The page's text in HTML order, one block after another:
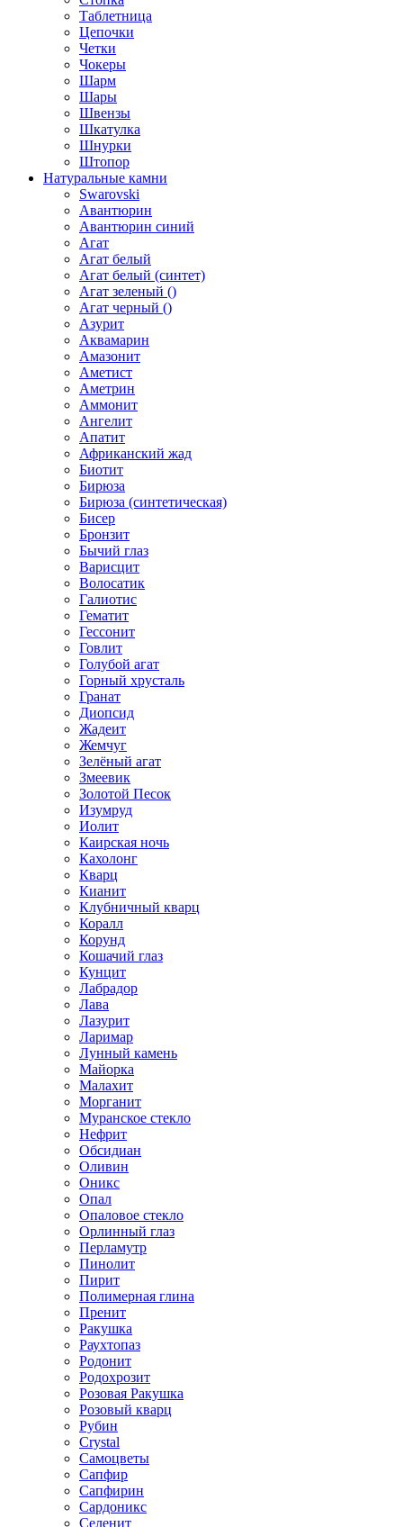
Таблетница
Цепочки
Четки
Чокеры
Шарм
Шары
Швензы
Шкатулка
Шнурки
Штопор
Натуральные камни
Swarovski
Авантюрин
Авантюрин синий
Агат
Агат белый
Агат белый (синтет)
Агат зеленый ()
Агат черный ()
Азурит
Аквамарин
Амазонит
Аметист
Аметрин
Аммонит
Ангелит
Апатит
Африканский жад
Биотит
Бирюза
Бирюза (синтетическая)
Бисер
Бронзит
Бычий глаз
Варисцит
Волосатик
Галиотис
Гематит
Гессонит
Говлит
Голубой агат
Горный хрусталь
Гранат
Диопсид
Жадеит
Жемчуг
Зелёный агат
Змеевик
Золотой Песок
Изумруд
Иолит
Каирская ночь
Кахолонг
Кварц
Кианит
Клубничный кварц
Коралл
Корунд
Кошачий глаз
Кунцит
Лабрадор
Лава
Лазурит
Ларимар
Лунный камень
Майорка
Малахит
Морганит
Муранское стекло
Нефрит
Обсидиан
Оливин
Оникс
Опал
Опаловое стекло
Орлинный глаз
Перламутр
Пинолит
Пирит
Полимерная глина
Пренит
Ракушка
Раухтопаз
Родонит
Родохрозит
Розовая Ракушка
Розовый кварц
Рубин
Сrystal
Самоцветы
Сапфир
Сапфирин
Сардоникс
Селенит